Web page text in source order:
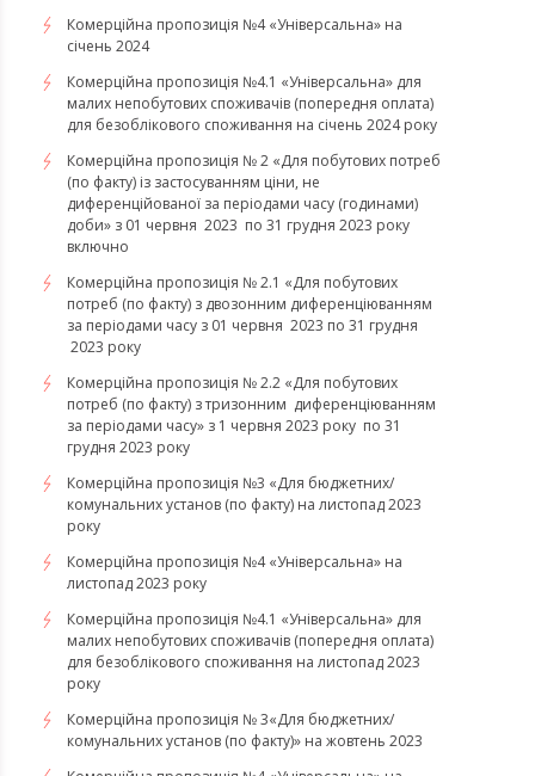
Комерційна пропозиція №4 «Універсальна» на
січень 2024
Комерційна пропозиція №4.1 «Універсальна» для
малих непобутових споживачів (попередня оплата)
для безоблікового споживання на січень 2024 року
Комерційна пропозиція № 2 «Для побутових потреб
(по факту) із застосуванням ціни, не
диференційованої за періодами часу (годинами)
доби» з 01 червня 2023 по 31 грудня 2023 року
включно
Комерційна пропозиція № 2.1 «Для побутових
потреб (по факту) з двозонним диференціюванням
за періодами часу з 01 червня 2023 по 31 грудня
2023 року
Комерційна пропозиція № 2.2 «Для побутових
потреб (по факту) з тризонним диференціюванням
за періодами часу» з 1 червня 2023 року по 31
грудня 2023 року
Комерційна пропозиція №3 «Для бюджетних/
комунальних установ (по факту) на листопад 2023
року
Комерційна пропозиція №4 «Універсальна» на
листопад 2023 року
Комерційна пропозиція №4.1 «Універсальна» для
малих непобутових споживачів (попередня оплата)
для безоблікового споживання на листопад 2023
року
Комерційна пропозиція № 3«Для бюджетних/
комунальних установ (по факту)» на жовтень 2023